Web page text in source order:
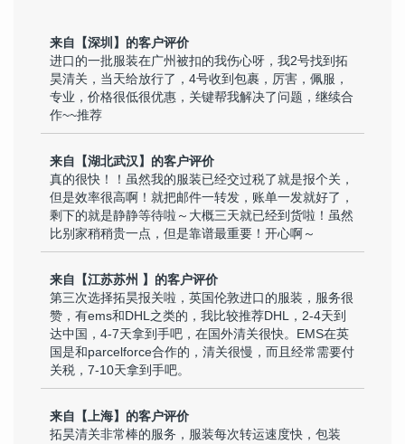
来自【深圳】的客户评价
进口的一批服装在广州被扣的我伤心呀，我2号找到拓
昊清关，当天给放行了，4号收到包裹，厉害，佩服，
专业，价格很低很优惠，关键帮我解决了问题，继续合
作~~推荐
来自【湖北武汉】的客户评价
真的很快！！虽然我的服装已经交过税了就是报个关，
但是效率很高啊！就把邮件一转发，账单一发就好了，
剩下的就是静静等待啦～大概三天就已经到货啦！虽然
比别家稍稍贵一点，但是靠谱最重要！开心啊～
来自【江苏苏州 】的客户评价
第三次选择拓昊报关啦，英国伦敦进口的服装，服务很
赞，有ems和DHL之类的，我比较推荐DHL，2-4天到
达中国，4-7天拿到手吧，在国外清关很快。EMS在英
国是和parcelforce合作的，清关很慢，而且经常需要付
关税，7-10天拿到手吧。
来自【上海】的客户评价
拓昊清关非常棒的服务，服装每次转运速度快，包装